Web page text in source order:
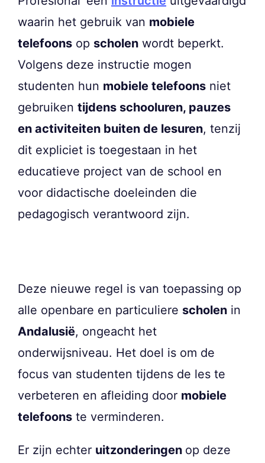
waarin het gebruik van mobiele
telefoons op scholen wordt beperkt.
Volgens deze instructie mogen
studenten hun mobiele telefoons niet
gebruiken tijdens schooluren, pauzes
en activiteiten buiten de lesuren, tenzij
dit expliciet is toegestaan in het
educatieve project van de school en
voor didactische doeleinden die
pedagogisch verantwoord zijn.
Deze nieuwe regel is van toepassing op
alle openbare en particuliere scholen in
Andalusië, ongeacht het
onderwijsniveau. Het doel is om de
focus van studenten tijdens de les te
verbeteren en afleiding door mobiele
telefoons te verminderen.
Er zijn echter uitzonderingen op deze